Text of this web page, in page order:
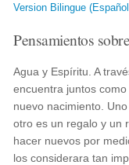
Version Bilingue
Pensamientos
Agua y Espíritu. A
encuentra juntos
nuevo nacimiento.
otro es un regalo y un
hacer nuevos por
los considerara tan